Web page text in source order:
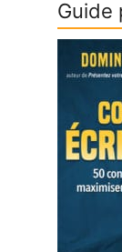
Guide